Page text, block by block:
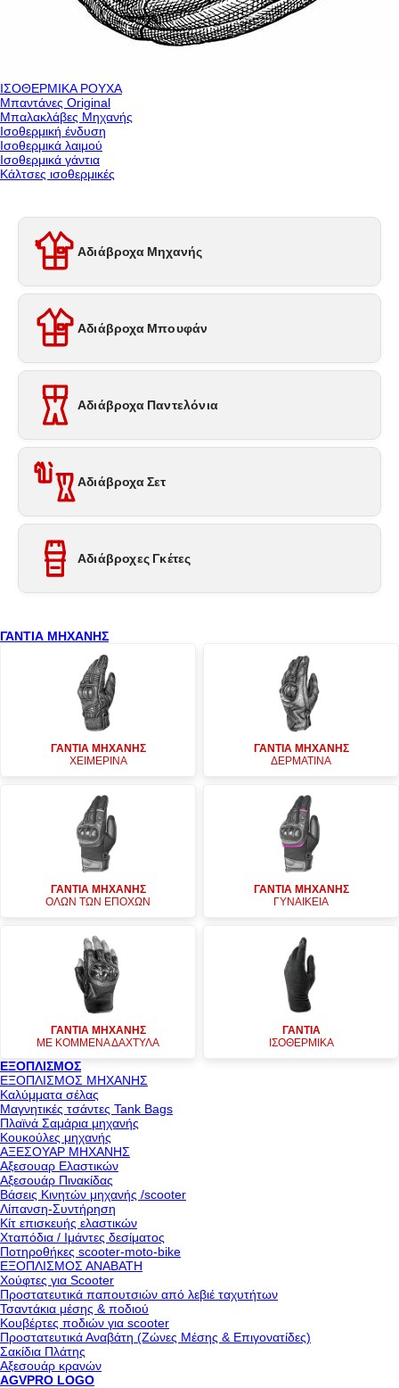
ΙΣΟΘΕΡΜΙΚΑ ΡΟΥΧΑ
Μπαντάνες Original
Μπαλακλάβες Μηχανής
Ισοθερμική ένδυση
Ισοθερμικά λαιμού
Ισοθερμικά γάντια
Κάλτσες ισοθερμικές
Αδιάβροχα Μηχανής
Αδιάβροχα Μπουφάν
Αδιάβροχα Παντελόνια
Αδιάβροχα Σετ
Αδιάβροχες Γκέτες
ΓΑΝΤΙΑ ΜΗΧΑΝΗΣ
ΓΑΝΤΙΑ ΜΗΧΑΝΗΣ
ΧΕΙΜΕΡΙΝΑ
ΓΑΝΤΙΑ ΜΗΧΑΝΗΣ
ΔΕΡΜΑΤΙΝΑ
ΓΑΝΤΙΑ ΜΗΧΑΝΗΣ
ΟΛΩΝ ΤΩΝ ΕΠΟΧΩΝ
ΓΑΝΤΙΑ ΜΗΧΑΝΗΣ
ΓΥΝΑΙΚΕΙΑ
ΓΑΝΤΙΑ ΜΗΧΑΝΗΣ
ΜΕ ΚΟΜΜΕΝΑ ΔΑΧΤΥΛΑ
ΓΑΝΤΙΑ
ΙΣΟΘΕΡΜΙΚΑ
ΕΞΟΠΛΙΣΜΟΣ
ΕΞΟΠΛΙΣΜΟΣ ΜΗΧΑΝΗΣ
Καλύμματα σέλας
Μαγνητικές τσάντες Tank Bags
Πλαϊνά Σαμάρια μηχανής
Κουκούλες μηχανής
ΑΞΕΣΟΥΑΡ ΜΗΧΑΝΗΣ
Αξεσουαρ Ελαστικών
Αξεσουάρ Πινακίδας
Βάσεις Κινητών μηχανής /scooter
Λίπανση-Συντήρηση
Κίτ επισκευής ελαστικών
Χταπόδια / Ιμάντες δεσίματος
Ποτηροθήκες scooter-moto-bike
ΕΞΟΠΛΙΣΜΟΣ ΑΝΑΒΑΤΗ
Χούφτες για Scooter
Προστατευτικά παπουτσιών από λεβιέ ταχυτήτων
Τσαντάκια μέσης & ποδιού
Κουβέρτες ποδιών για scooter
Προστατευτικά Αναβάτη (Ζώνες Μέσης & Επιγονατίδες)
Σακίδια Πλάτης
Αξεσουάρ κρανών
AGVPRO LOGO